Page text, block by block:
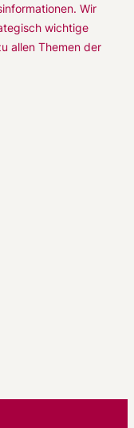
Wir
wichtige
allen Themen der